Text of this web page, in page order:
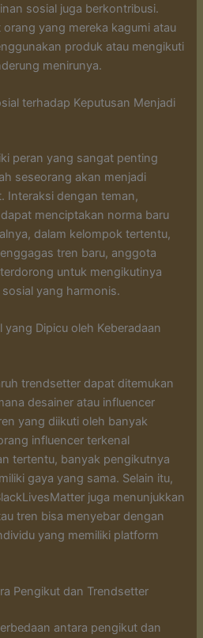
sosial juga berkontribusi.
yang mereka kagumi atau
produk atau mengikuti
menirunya.
terhadap Keputusan Menjadi
peran yang sangat penting
seseorang akan menjadi
Interaksi dengan teman,
menciptakan norma baru
dalam kelompok tertentu,
tren baru, anggota
untuk mengikutinya
yang harmonis.
Dipicu oleh Keberadaan
trendsetter dapat ditemukan
desainer atau influencer
yang diikuti oleh banyak
influencer terkenal
tertentu, banyak pengikutnya
gaya yang sama. Selain itu,
juga menunjukkan
tren bisa menyebar dengan
yang memiliki platform
Pengikut dan Trendsetter
antara pengikut dan